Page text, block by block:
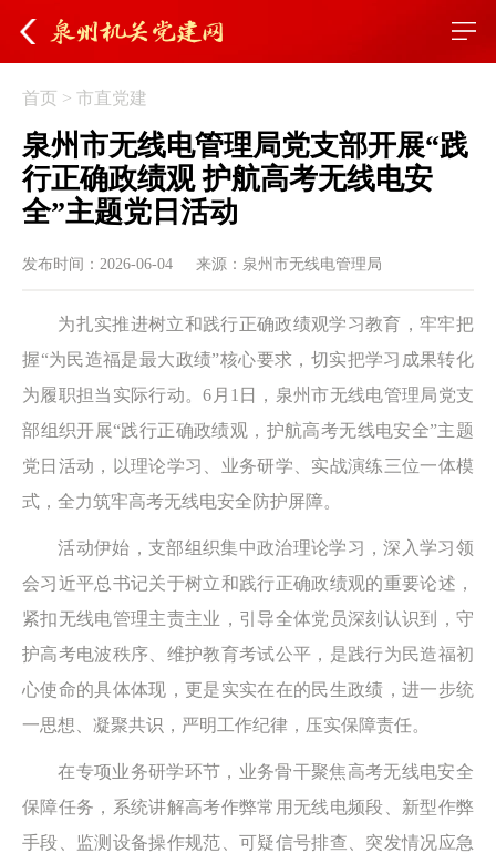
首页 >市直党建
泉州市无线电管理局党支部开展“践
行正确政绩观 护航高考无线电安
全”主题党日活动
发布时间：2026-06-04 来源：泉州市无线电管理局
为扎实推进树立和践行正确政绩观学习教育，牢牢把
握“为民造福是最大政绩”核心要求，切实把学习成果转化
为履职担当实际行动。6月1日，泉州市无线电管理局党支
部组织开展“践行正确政绩观，护航高考无线电安全”主题
党日活动，以理论学习、业务研学、实战演练三位一体模
式，全力筑牢高考无线电安全防护屏障。
活动伊始，支部组织集中政治理论学习，深入学习领
会习近平总书记关于树立和践行正确政绩观的重要论述，
紧扣无线电管理主责主业，引导全体党员深刻认识到，守
护高考电波秩序、维护教育考试公平，是践行为民造福初
心使命的具体体现，更是实实在在的民生政绩，进一步统
一思想、凝聚共识，严明工作纪律，压实保障责任。
在专项业务研学环节，业务骨干聚焦高考无线电安全
保障任务，系统讲解高考作弊常用无线电频段、新型作弊
手段、监测设备操作规范、可疑信号排查、突发情况应急